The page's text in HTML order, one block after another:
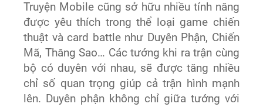
Truyện Mobile cũng sở hữu nhiều tính năng
được yêu thích trong thể loại game chiến
thuật và card battle như Duyên Phận, Chiến
Mã, Thăng Sao… Các tướng khi ra trận cùng
bộ có duyên với nhau, sẽ được tăng nhiều
chỉ số quan trọng giúp cả trận hình mạnh
lên. Duyên phận không chỉ giữa tướng với